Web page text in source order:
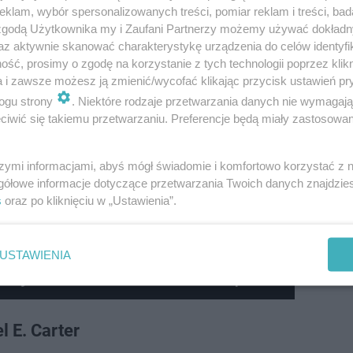
dziewczyna, wściekła na okrutne traktowanie jej
całą swoją złość. Ku zaskoczeniu wszystkich,
jest nie do pomyślenia. Oto spełnił się najgorszy sen
- i to szybko, zanim jej moc wyrwie się spod
po latach. Tak dziś wyglądają
serii filmów: James i Oliver Phelps
E. Carter
wybór spersonalizowanych treści, pomiar reklam i treści,
Użytkownika my i Zaufani Partnerzy możemy używać
aktywnie skanować charakterystykę urządzenia do celów
prosimy o zgodę na korzystanie z tych technologii poprzez
i zawsze możesz ją zmienić/wycofać klikając przycisk ustawień
strony
. Niektóre rodzaje przetwarzania danych nie
się takiemu przetwarzaniu. Preferencje będą miały
informacjami, abyś mógł świadomie i komfortowo korzystać z
informacje dotyczące przetwarzania Twoich danych
oraz po kliknięciu w „Ustawienia”.
USTAWIENIA